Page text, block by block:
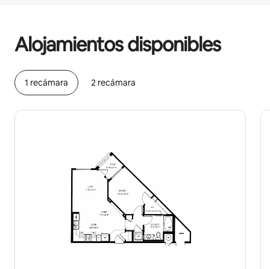
Alojamientos disponibles
1 recámara 2 recámara